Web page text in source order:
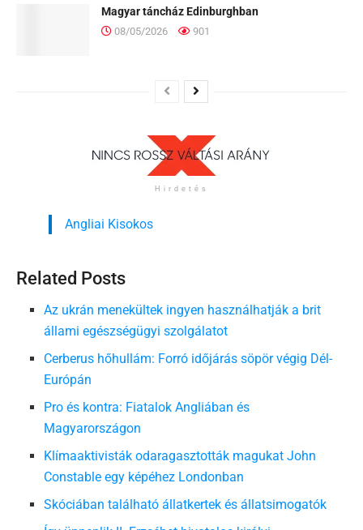
Magyar táncház Edinburghban
08/05/2026 901
Hirdetés
Angliai Kisokos
Related Posts
Az ukrán menekültek ingyen használhatják a brit
állami egészségügyi szolgálatot
Cerberus hőhullám: Forró időjárás söpör végig Dél-
Európán
Pro és kontra: Fiatalok Angliában és
Magyarországon
Klímaaktivisták odaragasztották magukat John
Constable egy képéhez Londonban
Skóciában található állatkertek és állatsimogatók